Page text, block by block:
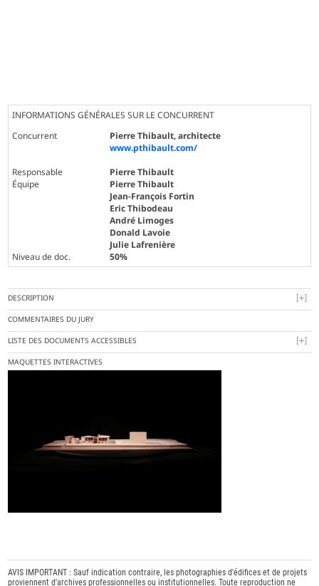
INFORMATIONS GÉNÉRALES SUR LE CONCURRENT
Concurrent
Pierre Thibault, architecte
www.pthibault.com/
Responsable
Pierre Thibault
Équipe
Pierre Thibault
Jean-François Fortin
Eric Thibodeau
André Limoges
Donald Lavoie
Julie Lafrenière
Niveau de doc.
50%
DESCRIPTION
COMMENTAIRES DU JURY
LISTE DES DOCUMENTS ACCESSIBLES
MAQUETTES INTERACTIVES
AVIS IMPORTANT : Sauf indication contraire, les photographies d'édifices et de projets
proviennent d'archives professionnelles ou institutionnelles. Toute reproduction ne